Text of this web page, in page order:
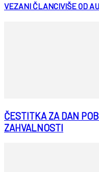
VEZANI ČLANCIVIŠE OD
ČESTITKA ZA DAN
ZAHVALNOSTI